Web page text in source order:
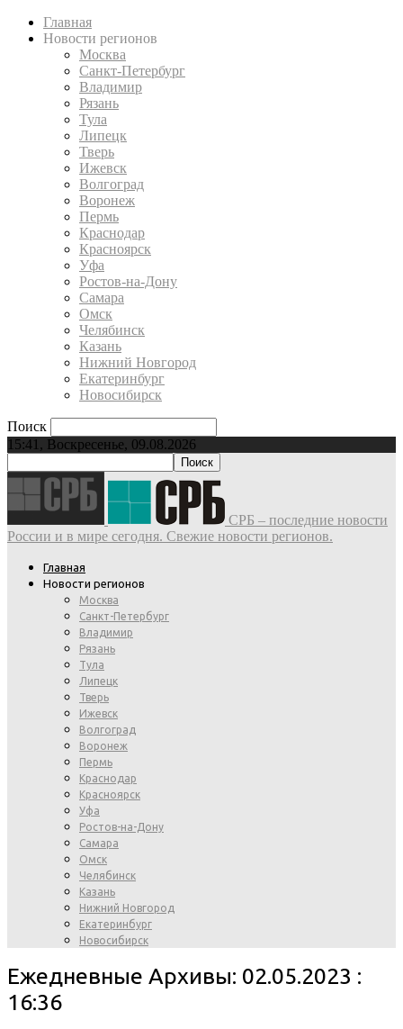
Главная
Новости регионов
Москва
Санкт-Петербург
Владимир
Рязань
Тула
Липецк
Тверь
Ижевск
Волгоград
Воронеж
Пермь
Краснодар
Красноярск
Уфа
Ростов-на-Дону
Самара
Омск
Челябинск
Казань
Нижний Новгород
Екатеринбург
Новосибирск
Поиск
15:41, Воскресенье, 09.08.2026
СРБ – последние новости
России и в мире сегодня. Свежие новости регионов.
Главная
Новости регионов
Москва
Санкт-Петербург
Владимир
Рязань
Тула
Липецк
Тверь
Ижевск
Волгоград
Воронеж
Пермь
Краснодар
Красноярск
Уфа
Ростов-на-Дону
Самара
Омск
Челябинск
Казань
Нижний Новгород
Екатеринбург
Новосибирск
Ежедневные Архивы: 02.05.2023 :
16:36